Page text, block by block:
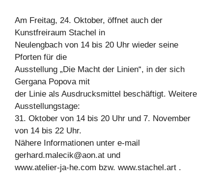
Am Freitag, 24. Oktober, öffnet auch der
Kunstfreiraum Stachel in
Neulengbach von 14 bis 20 Uhr wieder seine
Pforten für die
Ausstellung „Die Macht der Linien“, in der sich
Gergana Popova mit
der Linie als Ausdrucksmittel beschäftigt. Weitere
Ausstellungstage:
31. Oktober von 14 bis 20 Uhr und 7. November
von 14 bis 22 Uhr.
Nähere Informationen unter e-mail
gerhard.malecik@aon.at und
www.atelier-ja-he.com bzw. www.stachel.art .